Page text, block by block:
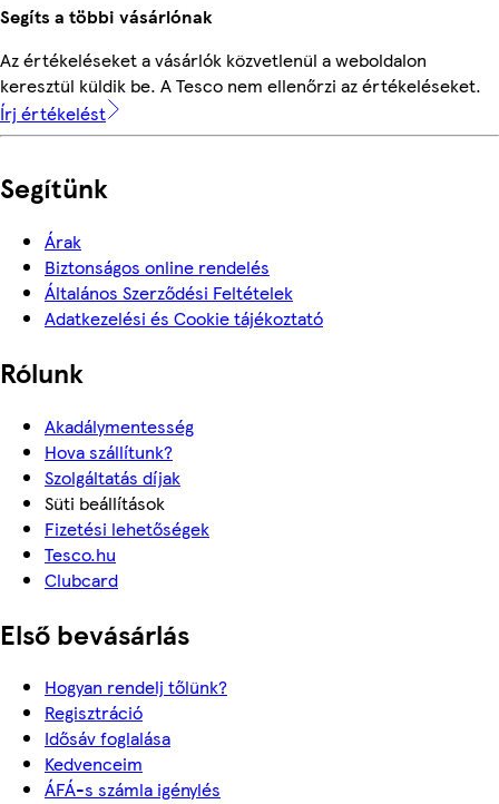
Segíts a többi vásárlónak
Az értékeléseket a vásárlók közvetlenül a weboldalon
keresztül küldik be. A Tesco nem ellenőrzi az értékeléseket.
Írj értékelést
Segítünk
Árak
Biztonságos online rendelés
Általános Szerződési Feltételek
Adatkezelési és Cookie tájékoztató
Rólunk
Akadálymentesség
Hova szállítunk?
Szolgáltatás díjak
Süti beállítások
Fizetési lehetőségek
Tesco.hu
Clubcard
Első bevásárlás
Hogyan rendelj tőlünk?
Regisztráció
Idősáv foglalása
Kedvenceim
ÁFÁ-s számla igénylés